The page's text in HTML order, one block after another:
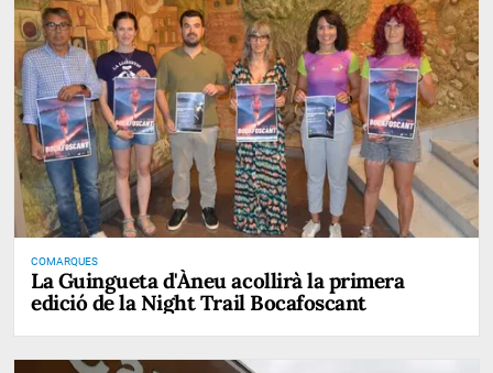
COMARQUES
La Guingueta d'Àneu acollirà la primera
edició de la Night Trail Bocafoscant